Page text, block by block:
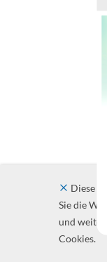
Diese
Sie die
und weiter
Cookies.